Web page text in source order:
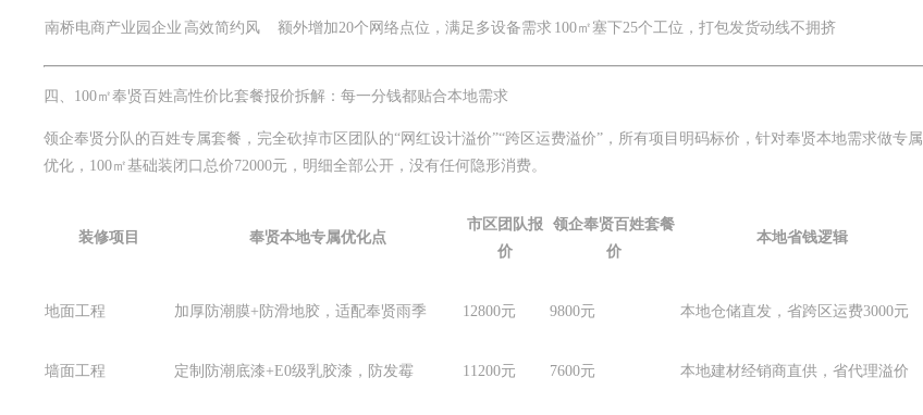
南桥电商产业园企业 高效简约风 额外增加20个网络点位，满足多设备需求 100㎡塞下25个工位，打包发货动线不拥挤
四、100㎡奉贤百姓高性价比套餐报价拆解：每一分钱都贴合本地需求
领企奉贤分队的百姓专属套餐，完全砍掉市区团队的“网红设计溢价”“跨区运费溢价”，所有项目明码标价，针对奉贤本地需求做专属
优化，100㎡基础装闭口总价72000元，明细全部公开，没有任何隐形消费。
装修项目 奉贤本地专属优化点
市区团队报
价
领企奉贤百姓套餐
价
本地省钱逻辑
地面工程 加厚防潮膜+防滑地胶，适配奉贤雨季 12800元 9800元 本地仓储直发，省跨区运费3000元
墙面工程 定制防潮底漆+E0级乳胶漆，防发霉 11200元 7600元 本地建材经销商直供，省代理溢价